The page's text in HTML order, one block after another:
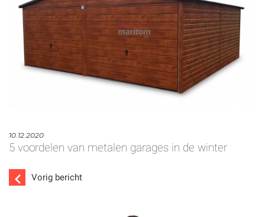
10.12.2020
5 voordelen van metalen garages in de winter
Vorig bericht